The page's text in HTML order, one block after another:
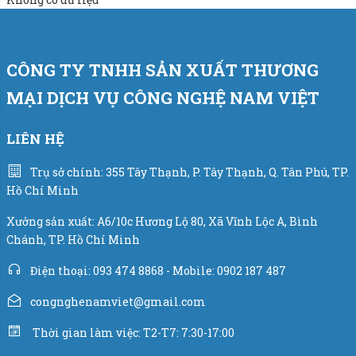
Qúa trình định lượng được tiến hành theo 3 cấp tốc độ
nhằm đạt năng suất và độ chính xác cao nhất. Cân cấp
Thiết bị điện theo máy:
Cân sử dụng bộ điều khiển PLC hãng Siemens -
Bộ chỉ thị cân điện tử (đầu cân): W100 hãng
Laumas - Italia.
Cảm biến lực load cell hãng VMC - USA.
CÔNG TY TNHH SẢN XUẤT THƯƠNG
MẠI DỊCH VỤ CÔNG NGHỆ NAM VIỆT
LIÊN HỆ
Trụ sở chính: 355 Tây Thạnh, P. Tây Thạnh, Q. Tân Phú, TP.
Hồ Chí Minh
Xưởng sản xuất: A6/10c Hương Lộ 80, Xã Vĩnh Lộc A, Bình
Chánh, TP. Hồ Chí Minh
Điện thoại: 093 474 8868 - Mobile: 0902 187 487
congnghenamviet@gmail.com
Thời gian làm việc: T2-T7: 7:30-17:00